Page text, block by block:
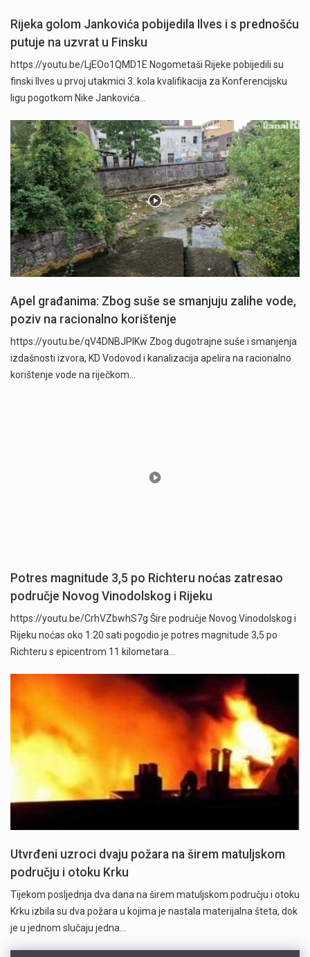
Rijeka golom Jankovića pobijedila Ilves i s prednošću
putuje na uzvrat u Finsku
https://youtu.be/LjEOo1QMD1E Nogometaši Rijeke pobijedili su
finski Ilves u prvoj utakmici 3. kola kvalifikacija za Konferencijsku
ligu pogotkom Nike Jankovića…
Apel građanima: Zbog suše se smanjuju zalihe vode,
poziv na racionalno korištenje
https://youtu.be/qV4DNBJPlKw Zbog dugotrajne suše i smanjenja
izdašnosti izvora, KD Vodovod i kanalizacija apelira na racionalno
korištenje vode na riječkom…
Potres magnitude 3,5 po Richteru noćas zatresao
područje Novog Vinodolskog i Rijeku
https://youtu.be/CrhVZbwhS7g Šire područje Novog Vinodolskog i
Rijeku noćas oko 1:20 sati pogodio je potres magnitude 3,5 po
Richteru s epicentrom 11 kilometara…
Utvrđeni uzroci dvaju požara na širem matuljskom
području i otoku Krku
Tijekom posljednja dva dana na širem matuljskom području i otoku
Krku izbila su dva požara u kojima je nastala materijalna šteta, dok
je u jednom slučaju jedna…